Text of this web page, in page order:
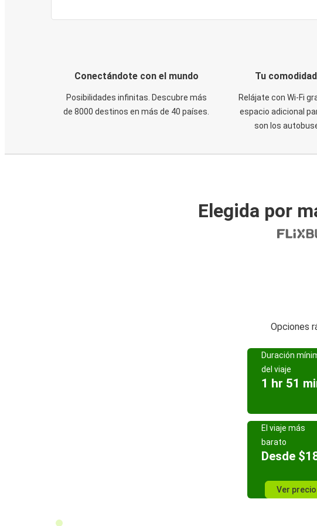
Conectándote con el mundo
Posibilidades infinitas. Descubre más
de 8000 destinos en más de 40 países.
Tu
Relájate con Wi-Fi
espacio adicional
son los
Elegida por
Opciones
Duración
del viaje
1 hr 51
El viaje más
barato
Desde
Ver